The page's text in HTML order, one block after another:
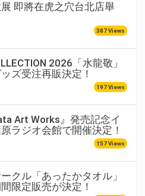
即將在虎之穴台北店舉
387 Views
2026「水龍敬」
ズ受注再販決定！
197 Views
Art Works』発売記念イ
ラジオ会館で開催決定！
157 Views
クル「あったかタオル」
限定販売が決定！